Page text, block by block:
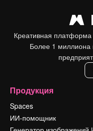
Креативная
Более 1 миллиона
Продукция
Spaces
ИИ-помощник